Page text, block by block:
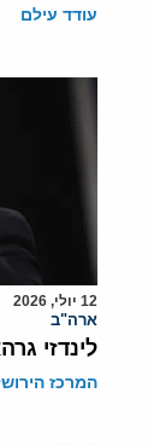
עודד עילם
12 יולי, 2026
ארה"ב
לינדזי
המרכז